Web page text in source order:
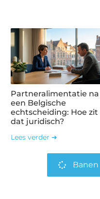
Partneralimentatie na
een Belgische
echtscheiding: Hoe zit
dat juridisch?
Lees verder ➜